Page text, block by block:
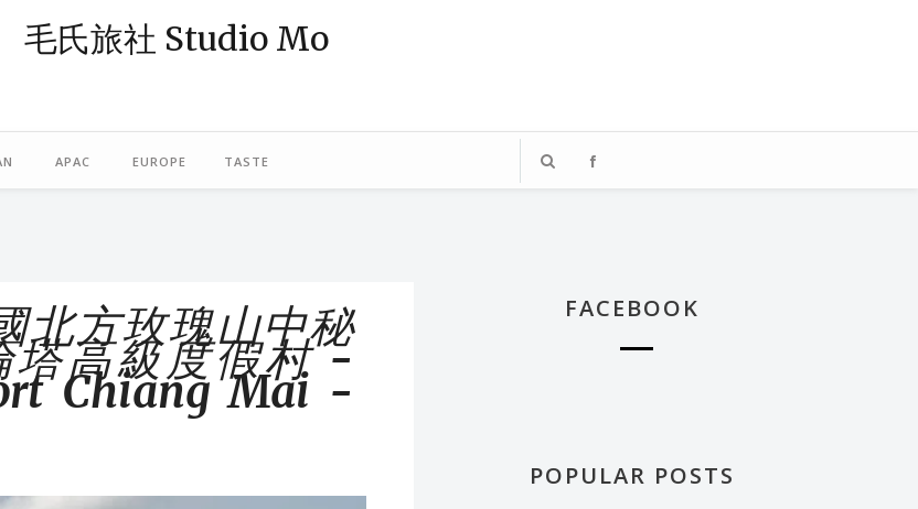
毛氏旅社 Studio Mo
APAC EUROPE TASTE
北方玫瑰山中秘
塔高級度假村 -
Chiang Mai -
FACEBOOK
POPULAR POSTS